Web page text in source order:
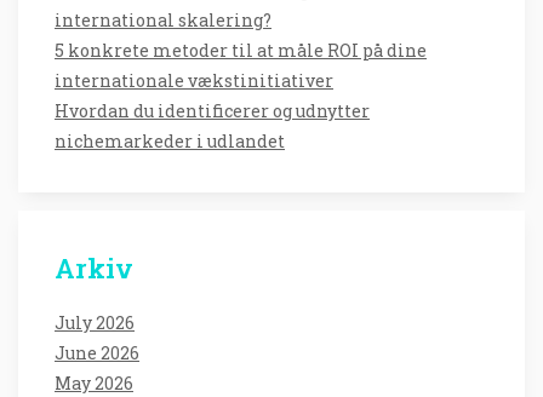
international skalering?
5 konkrete metoder til at måle ROI på dine
internationale vækstinitiativer
Hvordan du identificerer og udnytter
nichemarkeder i udlandet
Arkiv
July 2026
June 2026
May 2026